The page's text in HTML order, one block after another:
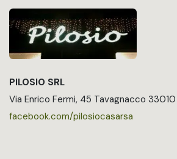
PILOSIO SRL
Via Enrico Fermi, 45 Tavagnacco 33010
facebook.com/pilosiocasarsa